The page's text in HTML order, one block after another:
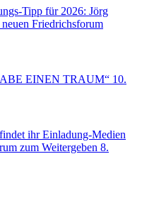
Tipp für 2026: Jörg
Friedrichsforum
EINEN TRAUM“ 10.
ihr Einladung-Medien
zum Weitergeben 8.